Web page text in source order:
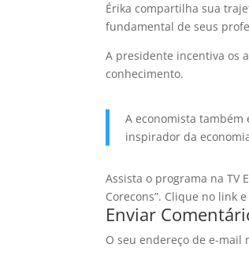
Érika compartilha sua
fundamental de seus
A presidente incentiva os
conhecimento.
A economista
inspirador da
Assista o programa na TV
Corecons”. Clique no link
Enviar
O seu endereço de e-mail